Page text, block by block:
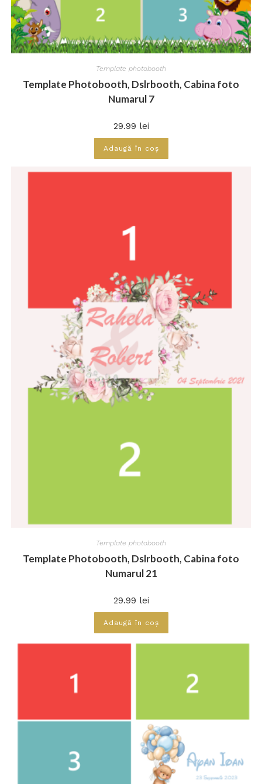
Template photobooth
Template Photobooth, Dslrbooth, Cabina foto
Numarul 7
29.99 lei
Adaugă în coș
Template photobooth
Template Photobooth, Dslrbooth, Cabina foto
Numarul 21
29.99 lei
Adaugă în coș